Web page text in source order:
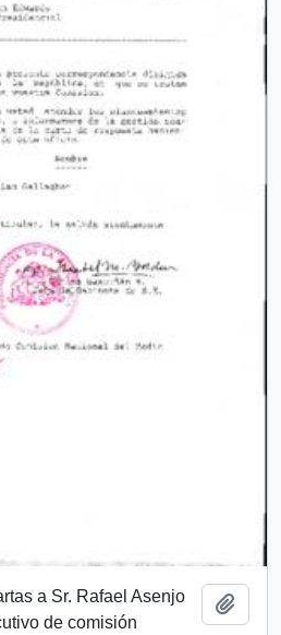
a Sr. Rafael Asenjo
de comisión